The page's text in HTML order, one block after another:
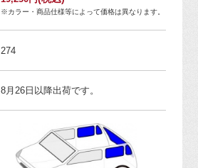
※カラー・商品仕様等によって価格は異なります。
274
8月26日以降出荷です。